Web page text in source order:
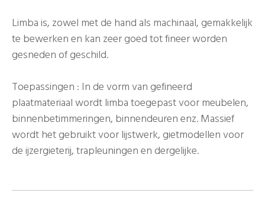
Limba is, zowel met de hand als machinaal, gemakkelijk
te bewerken en kan zeer goed tot fineer worden
gesneden of geschild.
Toepassingen : In de vorm van gefineerd
plaatmateriaal wordt limba toegepast voor meubelen,
binnenbetimmeringen, binnendeuren enz. Massief
wordt het gebruikt voor lijstwerk, gietmodellen voor
de ijzergieterij, trapleuningen en dergelijke.